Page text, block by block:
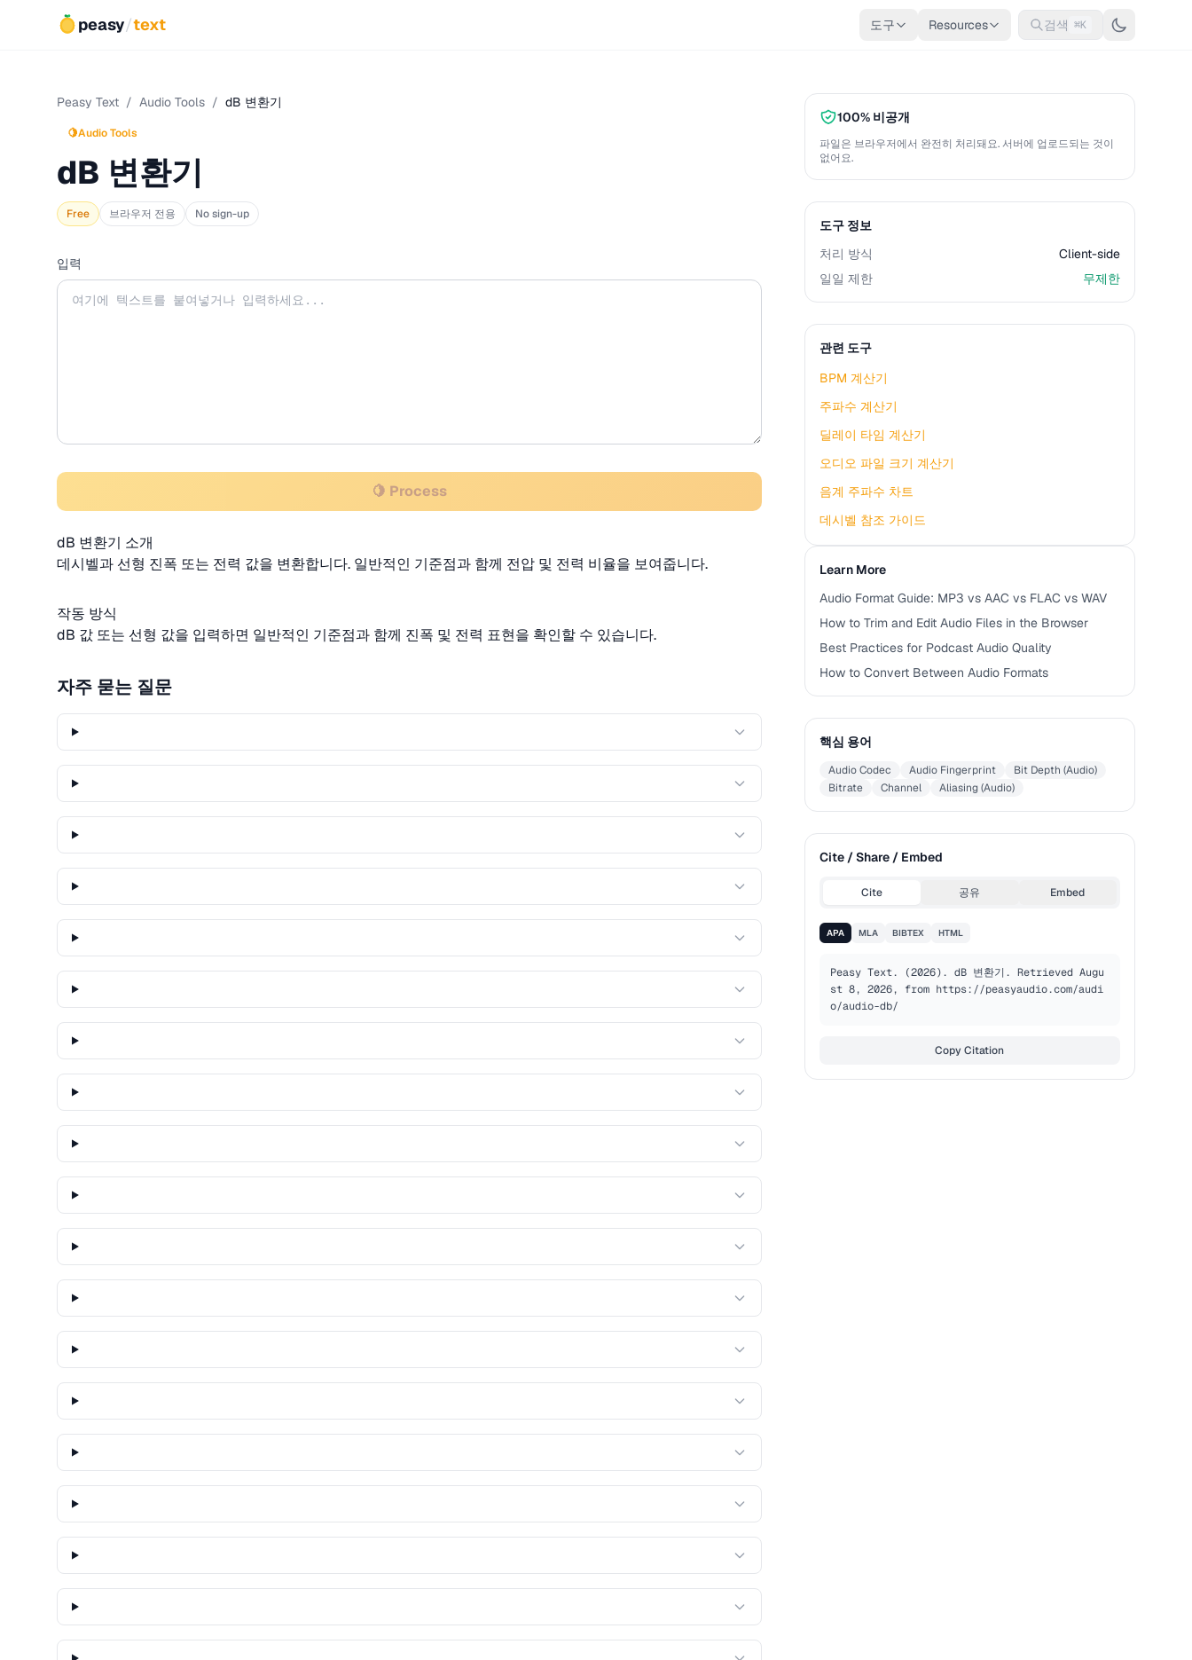
peasy/text 도구 Resources 검색 ⌘K
Peasy Text / Audio Tools / dB 변환기
🍋Audio Tools
dB 변환기
Free 브라우저 전용 No sign-up
입력
🍋 Process
dB 변환기 소개
데시벨과 선형 진폭 또는 전력 값을 변환합니다. 일반적인 기준점과 함께 전압 및 전력 비율을 보여줍니다.
작동 방식
dB 값 또는 선형 값을 입력하면 일반적인 기준점과 함께 진폭 및 전력 표현을 확인할 수 있습니다.
자주 묻는 질문
100% 비공개
파일은 브라우저에서 완전히 처리돼요. 서버에 업로드되는 것이
없어요.
도구 정보
처리 방식
Client-side
일일 제한
무제한
관련 도구
BPM 계산기
주파수 계산기
딜레이 타임 계산기
오디오 파일 크기 계산기
음계 주파수 차트
데시벨 참조 가이드
Learn More
Audio Format Guide: MP3 vs AAC vs FLAC vs WAV
How to Trim and Edit Audio Files in the Browser
Best Practices for Podcast Audio Quality
How to Convert Between Audio Formats
핵심 용어
Audio Codec Audio Fingerprint
Bit Depth (Audio)
Bitrate
Channel Aliasing (Audio)
Cite / Share / Embed
Cite 공유 Embed
APA MLA BIBTEX HTML
Peasy Text. (2026). dB 변환기. Retrieved Augu
st 8, 2026, from https://peasyaudio.com/audi
o/audio-db/
Copy Citation